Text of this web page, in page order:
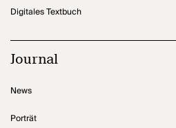
Digitales Textbuch
Journal
News
Porträt